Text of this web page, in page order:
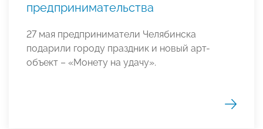
предпринимательства
27 мая предприниматели Челябинска
подарили городу праздник и новый арт-
объект – «Монету на удачу».